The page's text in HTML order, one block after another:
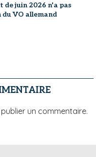
de juin 2026 n'a pas
du VO allemand
un commentaire.